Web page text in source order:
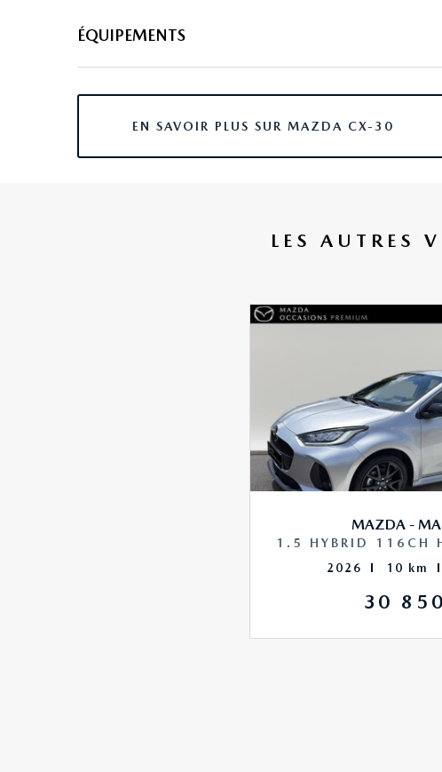
ÉQUIPEMENTS
8 haut parleurs
accoudoir central av avec rangement
EN SAVOIR PLUS SUR MAZDA CX-30
LES AUTRES
MAZDA -
1.5 HYBRID 116CH
2026 10 km
30